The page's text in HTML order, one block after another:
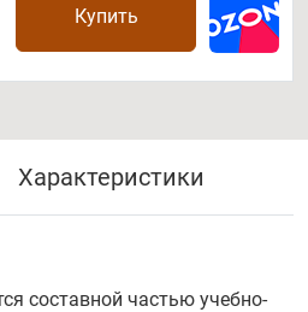
Купить
Характеристики
составной частью учебно-